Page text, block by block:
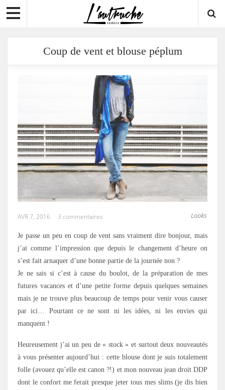
Coup de vent et blouse péplum
Looks
AVR 7, 2016 3 commentaires
Je passe un peu en coup de vent sans vraiment dire bonjour, mais
j’ai comme l’impression que depuis le changement d’heure on
s’est fait arnaquer d’une bonne partie de la journée non ?
Je ne sais si c’est à cause du boulot, de la préparation de mes
futures vacances et d’une petite forme depuis quelques semaines
mais je ne trouve plus beaucoup de temps pour venir vous causer
par ici… Pourtant ce ne sont ni les idées, ni les envies qui
manquent !
Heureusement j’ai un peu de « stock » et surtout deux nouveautés
à vous présenter aujourd’hui : cette blouse dont je suis totalement
folle (avouez qu’elle est canon ?!) et mon nouveau jean droit DDP
dont le confort me ferait presque jeter tous mes slims (je dis bien